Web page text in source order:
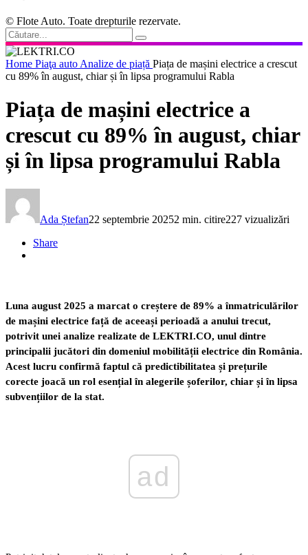
© Flote Auto. Toate drepturile rezervate.
Home Piaţa auto Analize de piață Piața de mașini electrice a crescut
cu 89% în august, chiar și în lipsa programului Rabla
Piața de mașini electrice a
crescut cu 89% în august, chiar
și în lipsa programului Rabla
Ada Ștefan22 septembrie 20252 min. citire227 vizualizări
Share
Luna august 2025 a marcat o creștere de 89% a înmatriculărilor
de mașini electrice față de aceeași perioadă a anului trecut,
potrivit unei analize realizate de LEKTRI.CO, unul dintre
principalii jucători din domeniul mobilității electrice din România.
Acest lucru confirmă faptul că predictibilitatea și prețurile
corecte joacă un rol esențial în alegerile șoferilor, chiar și în lipsa
subvențiilor de la stat.
ad